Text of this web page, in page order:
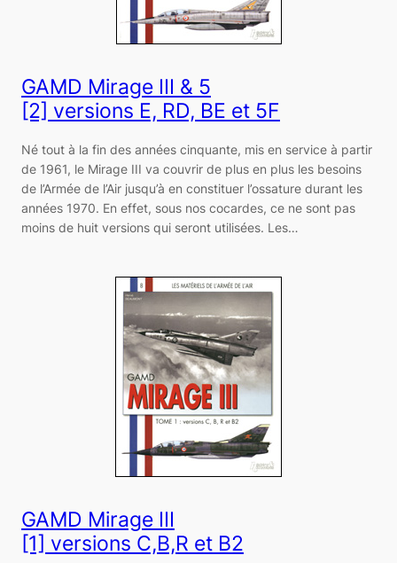
GAMD Mirage III & 5
[2] versions E, RD, BE et 5F
Né tout à la fin des années cinquante, mis en service à partir
de 1961, le Mirage III va couvrir de plus en plus les besoins
de l’Armée de l’Air jusqu’à en constituer l’ossature durant les
années 1970. En effet, sous nos cocardes, ce ne sont pas
moins de huit versions qui seront utilisées. Les…
GAMD Mirage III
[1] versions C,B,R et B2